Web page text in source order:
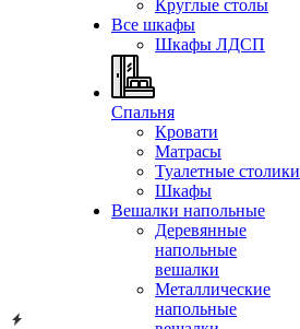
Круглые столы
Все шкафы
Шкафы ЛДСП
Спальня
Кровати
Матрасы
Туалетные столики
Шкафы
Вешалки напольные
Деревянные
напольные
вешалки
Металлические
напольные